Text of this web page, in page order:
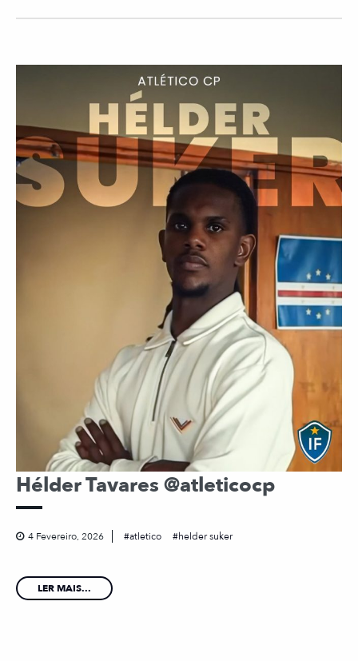
Hélder Tavares @atleticocp
4 Fevereiro, 2026 atletico helder suker
LER MAIS...